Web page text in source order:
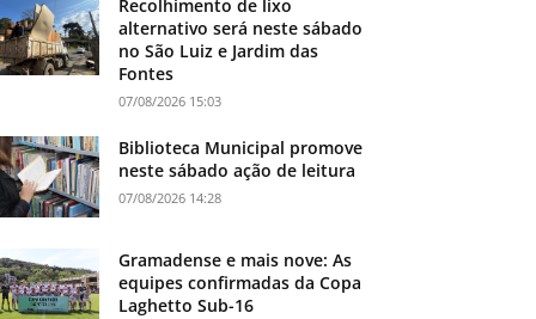
Recolhimento de lixo
alternativo será neste sábado
no São Luiz e Jardim das
Fontes
07/08/2026 15:03
Biblioteca Municipal promove
neste sábado ação de leitura
07/08/2026 14:28
Gramadense e mais nove: As
equipes confirmadas da Copa
Laghetto Sub-16